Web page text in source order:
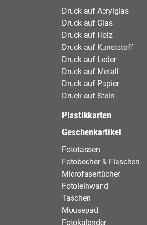
Druck auf Acrylglas
Druck auf Glas
Druck auf Holz
Druck auf Kunststoff
Druck auf Leder
Druck auf Metall
Druck auf Papier
Druck auf Stein
Plastikkarten
Geschenkartikel
Fototassen
Fotobecher & Flaschen
Microfasertücher
Fotoleinwand
Taschen
Mousepad
Fotokalender